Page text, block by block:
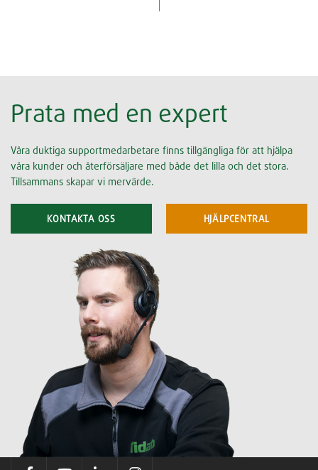
Prata med en expert
Våra duktiga supportmedarbetare finns tillgängliga för att hjälpa
våra kunder och återförsäljare med både det lilla och det stora.
Tillsammans skapar vi mervärde.
KONTAKTA OSS HJÄLPCENTRAL